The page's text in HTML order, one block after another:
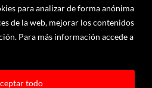
para analizar de forma anónima
de la web, mejorar los contenidos
Para más información accede a
todo
Y TIERRA DE SEPÚLVEDA
Y PROTECCIÓN DE
Sepúlveda (Segovia)
921 540 927